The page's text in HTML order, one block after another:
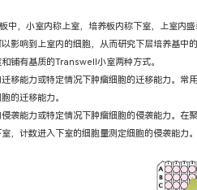
中，小室内称上室，培养板内称下室，上室内
影响到上室内的细胞，从而研究下层培养基中
铺有基质的Transwell小室两种方式。
移能力或特定情况下肿瘤细胞的迁移能力。
的迁移能力。
袭能力或特定情况下肿瘤细胞的侵袭能力。
，计数进入下室的细胞量测定细胞的侵袭能力。